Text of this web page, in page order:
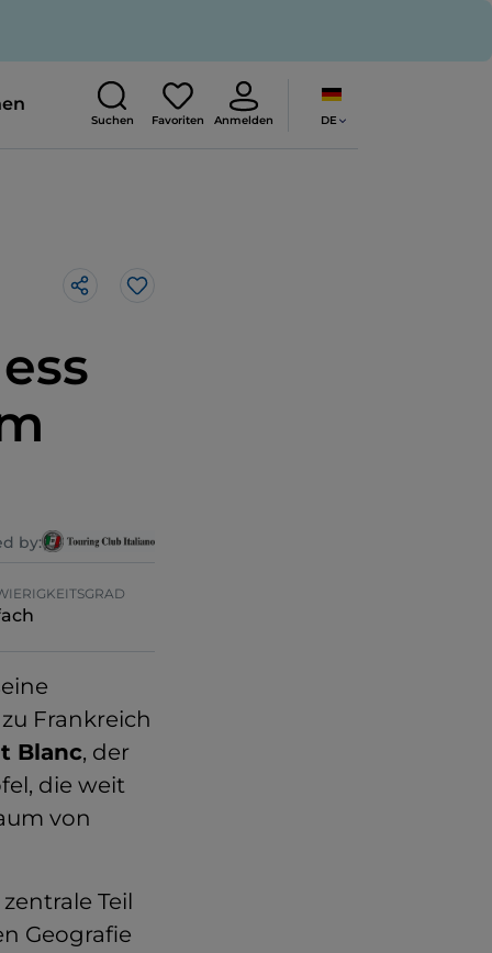
Suchen Favoriten Anmelden DE
by:
Frankreich
Blanc, der
die weit
von
Teil
Geografie
Like